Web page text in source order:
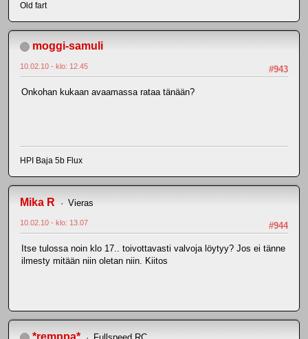
Old fart
moggi-samuli
#943
10.02.10 - klo: 12.45
Onkohan kukaan avaamassa rataa tänään?
HPI Baja 5b Flux
Mika R Vieras
#944
10.02.10 - klo: 13.07
Itse tulossa noin klo 17.. toivottavasti valvoja löytyy? Jos ei tänne
ilmesty mitään niin oletan niin. Kiitos
*remppa*